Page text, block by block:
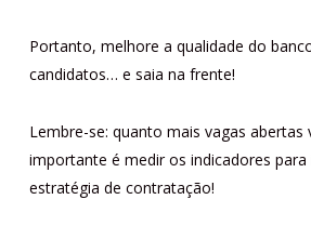
Portanto, melhore a qualidade do
candidatos… e saia na frente!
Lembre-se: quanto mais vagas abertas
importante é medir os indicadores para
estratégia de contratação!